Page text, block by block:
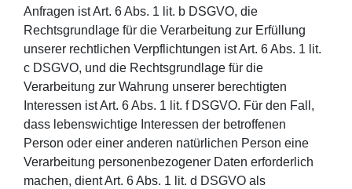
Anfragen ist Art. 6 Abs. 1 lit. b DSGVO, die
Rechtsgrundlage für die Verarbeitung zur Erfüllung
unserer rechtlichen Verpflichtungen ist Art. 6 Abs. 1 lit.
c DSGVO, und die Rechtsgrundlage für die
Verarbeitung zur Wahrung unserer berechtigten
Interessen ist Art. 6 Abs. 1 lit. f DSGVO. Für den Fall,
dass lebenswichtige Interessen der betroffenen
Person oder einer anderen natürlichen Person eine
Verarbeitung personenbezogener Daten erforderlich
machen, dient Art. 6 Abs. 1 lit. d DSGVO als